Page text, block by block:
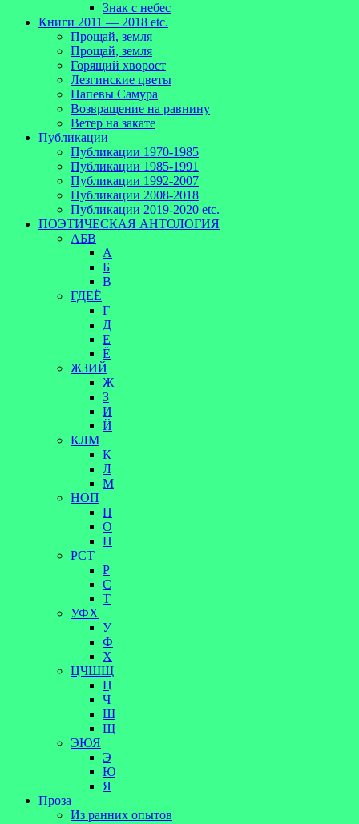
Знак с небес
Книги 2011 — 2018 etc.
Прощай, земля
Прощай, земля
Горящий хворост
Лезгинские цветы
Напевы Самура
Возвращение на равнину
Ветер на закате
Публикации
Публикации 1970-1985
Публикации 1985-1991
Публикации 1992-2007
Публикации 2008-2018
Публикации 2019-2020 etc.
ПОЭТИЧЕСКАЯ АНТОЛОГИЯ
АБВ
А
Б
В
ГДЕЁ
Г
Д
Е
Ё
ЖЗИЙ
Ж
З
И
Й
КЛМ
К
Л
М
НОП
Н
О
П
РСТ
Р
С
Т
УФХ
У
Ф
Х
ЦЧШЩ
Ц
Ч
Ш
Щ
ЭЮЯ
Э
Ю
Я
Проза
Из ранних опытов